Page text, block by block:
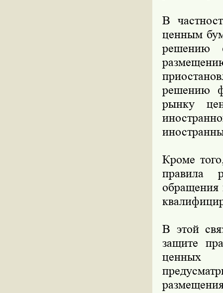
В
ценным
решению
решению
рынку
Кроме
правила
обращения
В этой
защите
ценных